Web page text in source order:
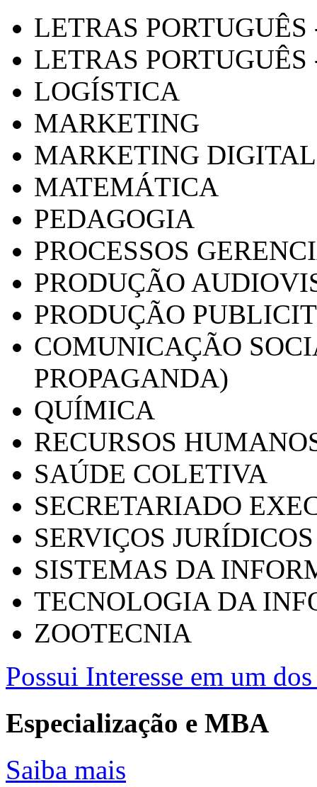
LETRAS
LETRAS PORTUGUÊS
LOGÍSTICA
MARKETING
MARKETING DIGITAL
MATEMÁTICA
PEDAGOGIA
PROCESSOS
PRODUÇÃO
PRODUÇÃO
COMUNICAÇÃO
PROPAGANDA)
QUÍMICA
RECURSOS
SAÚDE COLETIVA
SECRETARIADO
SERVIÇOS
SISTEMAS DA
TECNOLOGIA DA
ZOOTECNIA
Possui Interesse em um
Especialização e MBA
Saiba mais